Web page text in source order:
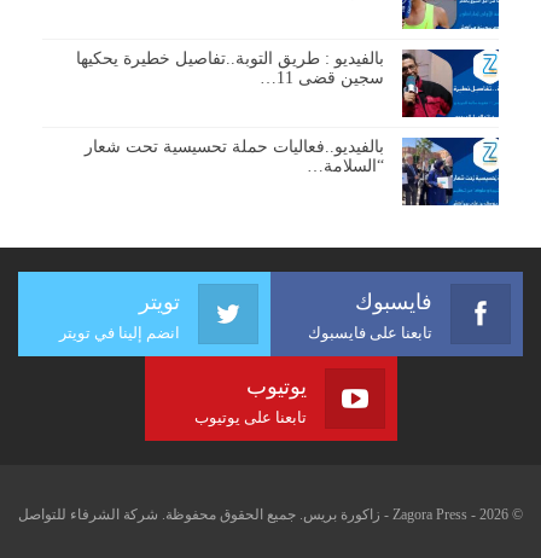
بالفيديو : طريق التوبة..تفاصيل خطيرة يحكيها
سجين قضى 11…
بالفيديو..فعاليات حملة تحسيسية تحت شعار
“السلامة…
فايسبوك
تابعنا على فايسبوك
تويتر
انضم إلينا في تويتر
يوتيوب
تابعنا على يوتيوب
© 2026 - Zagora Press - زاكورة بريس. جميع الحقوق محفوظة. شركة الشرفاء للتواصل